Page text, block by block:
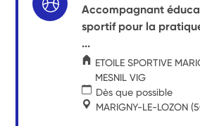
Accompagnant
sportif pour la
...
ETOILE SPORTIVE
MESNIL VIG
Dès que possible
MARIGNY-LE-LOZON